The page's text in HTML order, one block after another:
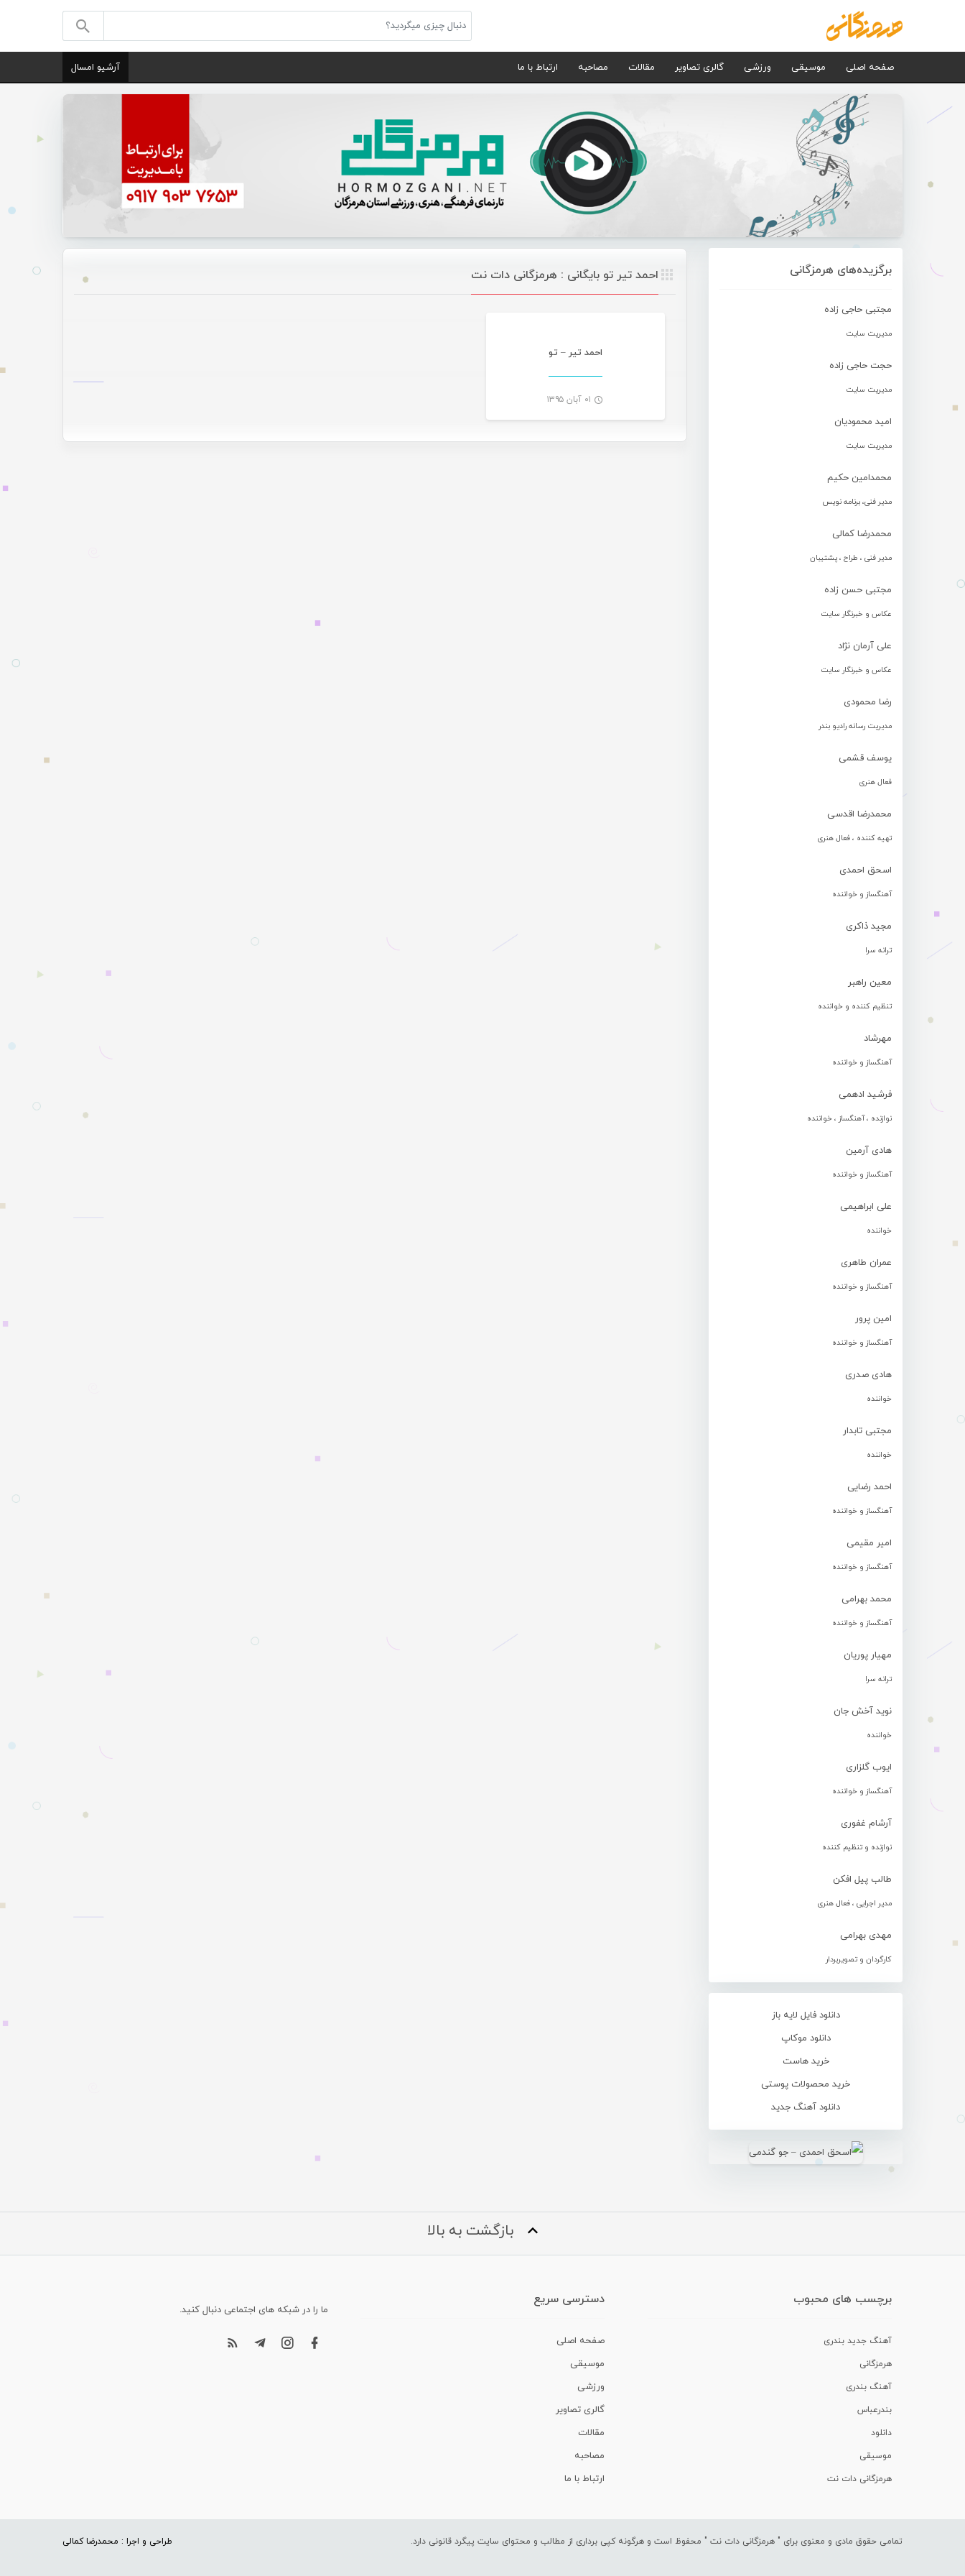
صفحه اصلی موسیقی ورزشی گالری تصاویر مقالات مصاحبه ارتباط با ما آرشیو امسال
برگزیده‌های هرمزگانی
مجتبی حاجی زاده
مدیریت سایت
حجت حاجی زاده
مدیریت سایت
امید محمودیان
مدیریت سایت
محمدامین حکیم
مدیر فنی، برنامه نویس
محمدرضا کمالی
مدیر فنی ، طراح ، پشتیبان
مجتبی حسن زاده
عکاس و خبرنگار سایت
علی آرمان نژاد
عکاس و خبرنگار سایت
رضا محمودی
مدیریت رسانه رادیو بندر
یوسف قشمی
فعال هنری
محمدرضا اقدسی
تهیه کننده ، فعال هنری
اسحق احمدی
آهنگساز و خواننده
مجید ذاکری
ترانه سرا
معین راهبر
تنظیم کننده و خواننده
مهرشاد
آهنگساز و خواننده
فرشید ادهمی
نوازنده ، آهنگساز ، خواننده
هادی آرمین
آهنگساز و خواننده
علی ابراهیمی
خواننده
عمران طاهری
آهنگساز و خواننده
امین پرور
آهنگساز و خواننده
هادی صدری
خواننده
مجتبی تابدار
خواننده
احمد رضایی
آهنگساز و خواننده
امیر مقیمی
آهنگساز و خواننده
محمد بهرامی
آهنگساز و خواننده
مهیار پوریان
ترانه سرا
نوید آخش جان
خواننده
ایوب گلزاری
آهنگساز و خواننده
آرشام غفوری
نوازنده و تنظیم کننده
طالب پیل افکن
مدیر اجرایی ، فعال هنری
مهدی بهرامی
کارگردان و تصویربردار
دانلود فایل لایه باز
دانلود موکاپ
خرید هاست
خرید محصولات پوستی
دانلود آهنگ جدید
احمد تیر تو بایگانی : هرمزگانی دات نت
احمد تیر – تو
۰۱ آبان ۱۳۹۵
بازگشت به بالا
برچسب های محبوب
آهنگ جدید بندری
هرمزگانی
آهنگ بندری
بندرعباس
دانلود
موسیقی
هرمزگانی دات نت
دسترسی سریع
صفحه اصلی
موسیقی
ورزشی
گالری تصاویر
مقالات
مصاحبه
ارتباط با ما
ما را در شبکه های اجتماعی دنبال کنید.
تمامی حقوق مادی و معنوی برای " هرمزگانی دات نت " محفوظ است و هرگونه کپی برداری از مطالب و محتوای سایت پیگرد قانونی دارد. طراحی و اجرا : محمدرضا کمالی